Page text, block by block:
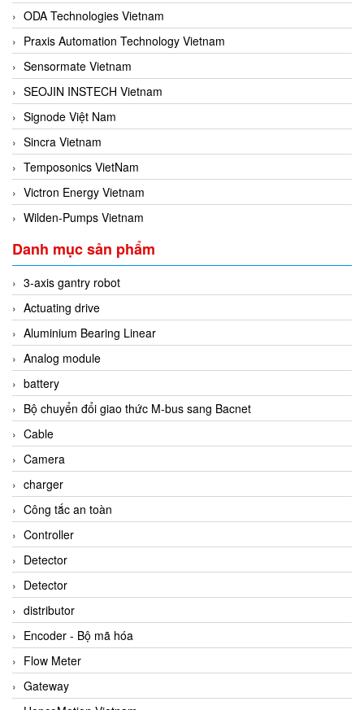
ODA Technologies Vietnam
Praxis Automation Technology Vietnam
Sensormate Vietnam
SEOJIN INSTECH Vietnam
Signode Việt Nam
Sincra Vietnam
Temposonics VietNam
Victron Energy Vietnam
Wilden-Pumps Vietnam
Danh mục sản phẩm
3-axis gantry robot
Actuating drive
Aluminium Bearing Linear
Analog module
battery
Bộ chuyển đổi giao thức M-bus sang Bacnet
Cable
Camera
charger
Công tắc an toàn
Controller
Detector
Detector
distributor
Encoder - Bộ mã hóa
Flow Meter
Gateway